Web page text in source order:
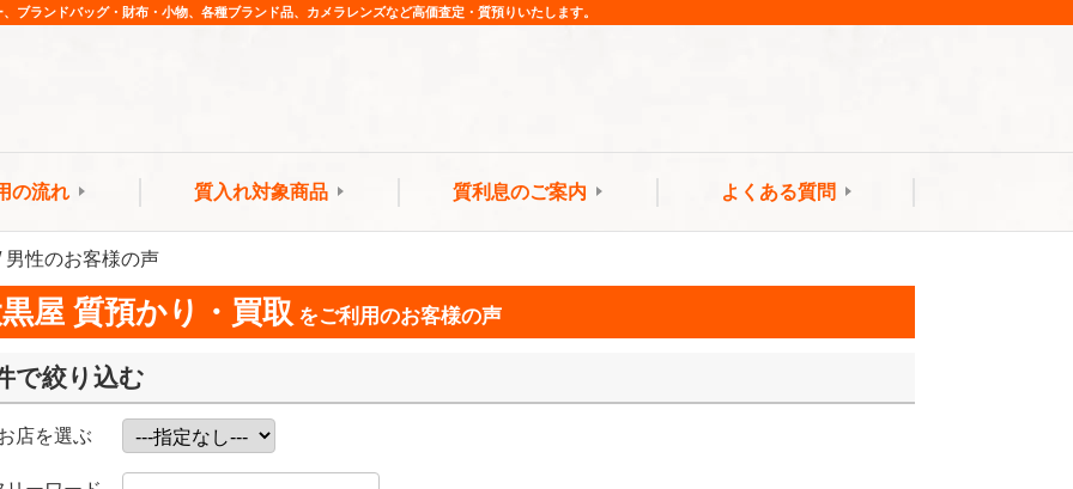
ブランドバッグ・財布・小物、各種ブランド品、カメラレンズなど高価査定・質預りいたします。
の流れ 質入れ対象商品 質利息のご案内 よくある質問
男性のお客様の声
屋 質預かり・買取 をご利用のお客様の声
で絞り込む
店を選ぶ